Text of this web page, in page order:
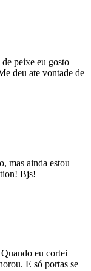
peixe eu gosto
deu ate vontade de
mas ainda estou
Bjs!
eu cortei
E só portas se